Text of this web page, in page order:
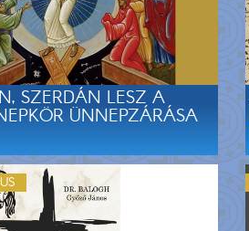
SZERDÁN LESZ A
ÜNNEPZÁRÁSA